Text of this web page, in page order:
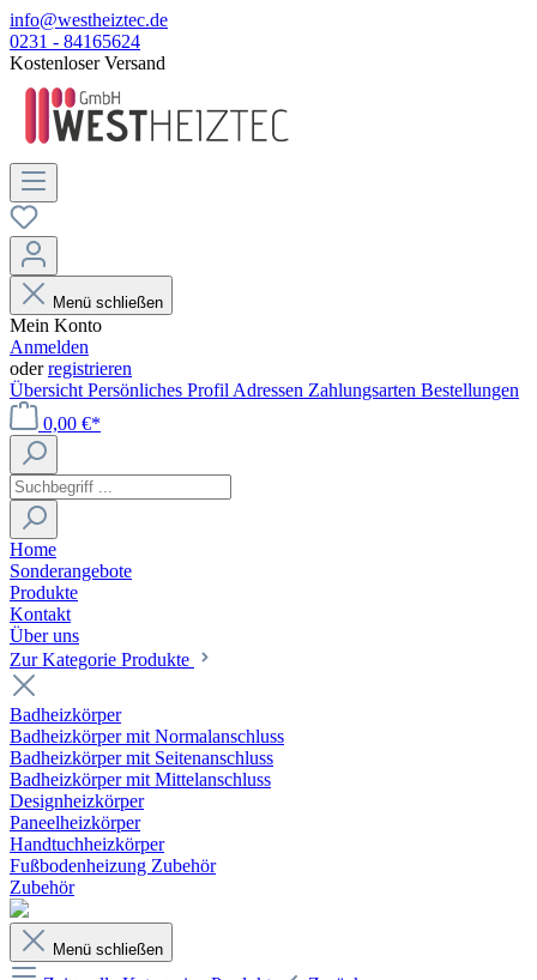
info@westheiztec.de
0231 - 84165624
Kostenloser Versand
Menü schließen
Mein Konto
Anmelden
oderregistrieren
Übersicht Persönliches Profil Adressen Zahlungsarten Bestellungen
0,00 €*
Home
Sonderangebote
Produkte
Kontakt
Über uns
Zur Kategorie Produkte
Badheizkörper
Badheizkörper mit Normalanschluss
Badheizkörper mit Seitenanschluss
Badheizkörper mit Mittelanschluss
Designheizkörper
Paneelheizkörper
Handtuchheizkörper
Fußbodenheizung Zubehör
Zubehör
Menü schließen